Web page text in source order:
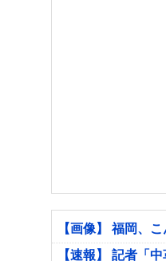
【画像】 福岡、
【速報】 記者「